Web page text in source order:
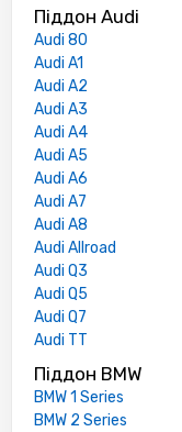
Піддон Audi
Audi 80
Audi A1
Audi A2
Audi A3
Audi A4
Audi A5
Audi A6
Audi A7
Audi A8
Audi Allroad
Audi Q3
Audi Q5
Audi Q7
Audi TT
Піддон BMW
BMW 1 Series
BMW 2 Series